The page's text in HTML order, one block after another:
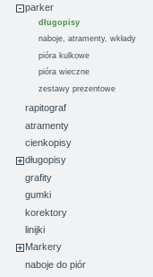
parker
długopisy
naboje, atramenty, wkłady
pióra kulkowe
pióra wieczne
zestawy prezentowe
rapitograf
atramenty
cienkopisy
długopisy
grafity
gumki
korektory
linijki
Markery
naboje do piór